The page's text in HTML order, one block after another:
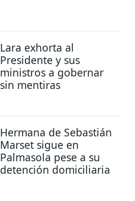
Lara exhorta al
Presidente y sus
ministros a gobernar
sin mentiras
Hermana de Sebastián
Marset sigue en
Palmasola pese a su
detención domiciliaria